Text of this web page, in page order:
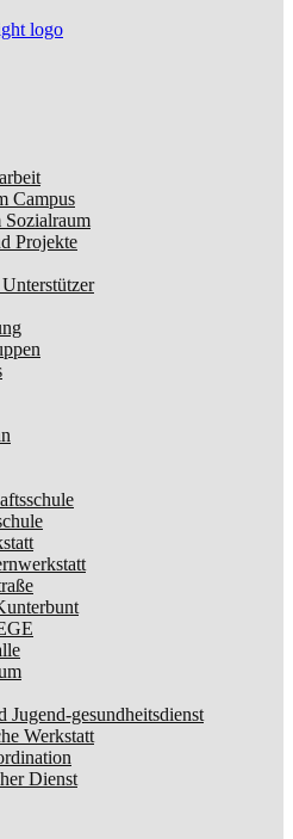
Campus
Sozialraum
Projekte
Jugend-gesundheitsdienst
Werkstatt
Dienst